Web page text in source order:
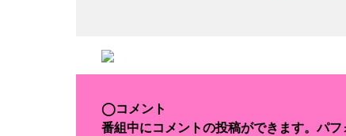
◯コメント
番組中にコメントの投稿ができます。パ